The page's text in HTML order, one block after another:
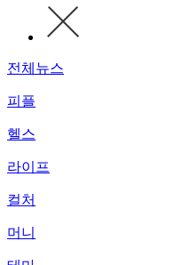
전체뉴스
피플
헬스
라이프
컬처
머니